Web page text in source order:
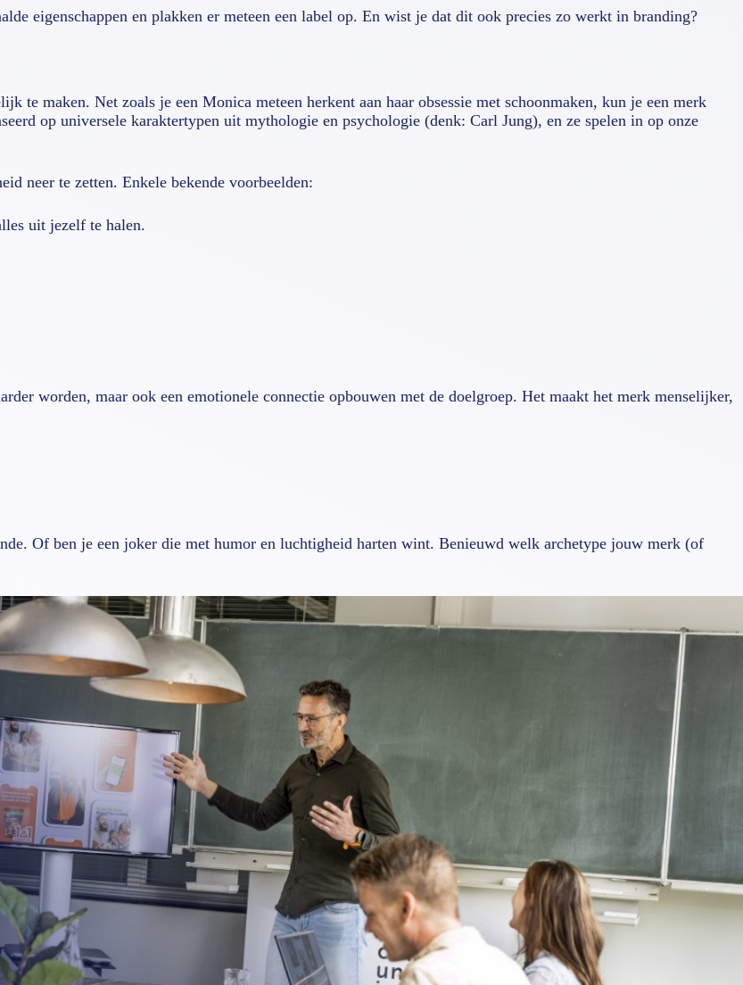
eigenschappen en plakken er meteen een label op. En wist je dat dit ook precies zo werkt in branding?
te maken. Net zoals je een Monica meteen herkent aan haar obsessie met schoonmaken, kun je een merk
op universele karaktertypen uit mythologie en psychologie (denk: Carl Jung), en ze spelen in op onze
neer te zetten. Enkele bekende voorbeelden:
uit jezelf te halen.
worden, maar ook een emotionele connectie opbouwen met de doelgroep. Het maakt het merk menselijker,
Of ben je een joker die met humor en luchtigheid harten wint. Benieuwd welk archetype jouw merk (of